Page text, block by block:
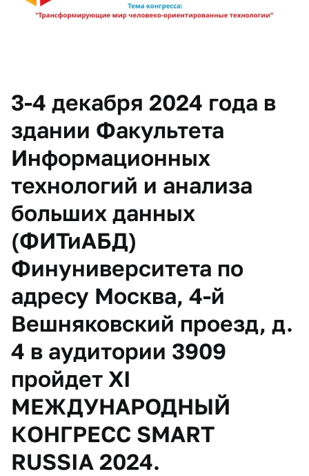
3-4 декабря 2024 года в
здании Факультета
Информационных
технологий и анализа
больших данных
(ФИТиАБД)
Финуниверситета по
адресу Москва, 4-й
Вешняковский проезд, д.
4 в аудитории 3909
пройдет XI
МЕЖДУНАРОДНЫЙ
КОНГРЕСС SMART
RUSSIA 2024.